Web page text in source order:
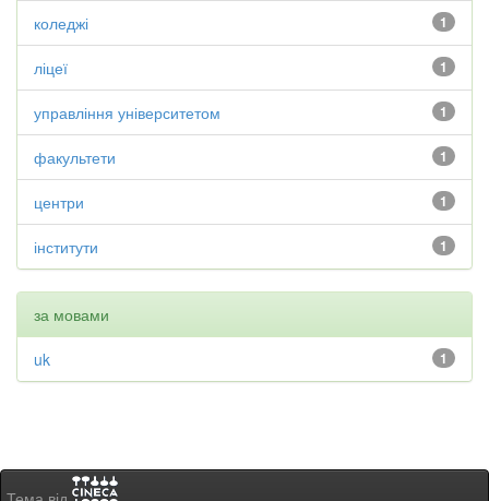
1
коледжі
1
ліцеї
1
управління університетом
1
факультети
1
центри
1
інститути
за мовами
1
uk